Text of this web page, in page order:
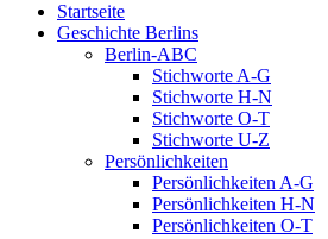
Startseite
Geschichte Berlins
Berlin-ABC
Stichworte A-G
Stichworte H-N
Stichworte O-T
Stichworte U-Z
Persönlichkeiten
Persönlichkeiten A-G
Persönlichkeiten H-N
Persönlichkeiten O-T